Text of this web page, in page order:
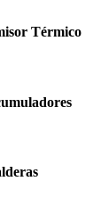
Térmico